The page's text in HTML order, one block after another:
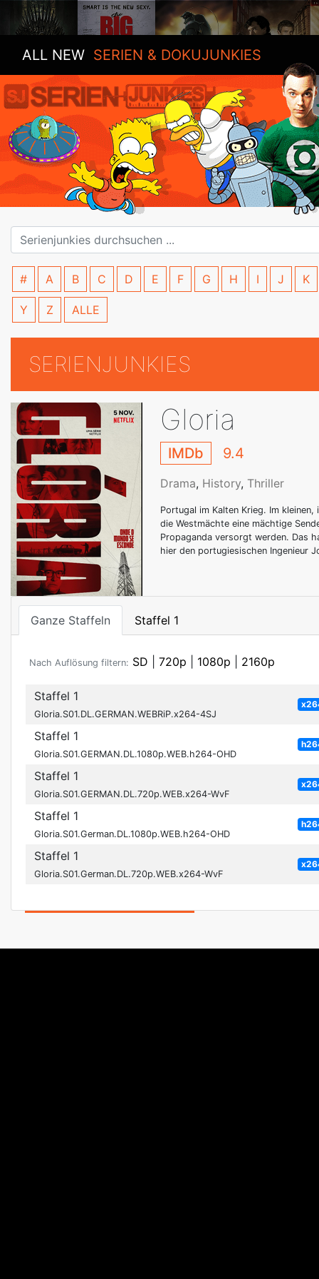
ALL NEW SERIEN & DOKUJUNKIES
# A B C D E F G H I J K
Y Z ALLE
SERIENJUNKIES
Gloria
IMDb 9.4
Drama, History, Thriller
Portugal im Kalten Krieg. Im
die Westmächte eine mächtige
Propaganda versorgt werden. Das
hier den portugiesischen Ingenieur
Ganze Staffeln Staffel 1
Nach Auflösung filtern: SD 720p 1080p 2160p
Staffel 1
Gloria.S01.DL.GERMAN.WEBRiP.x264-4SJ
Staffel 1
Gloria.S01.GERMAN.DL.1080p.WEB.h264-OHD
Staffel 1
Gloria.S01.GERMAN.DL.720p.WEB.x264-WvF
Staffel 1
Gloria.S01.German.DL.1080p.WEB.h264-OHD
Staffel 1
Gloria.S01.German.DL.720p.WEB.x264-WvF